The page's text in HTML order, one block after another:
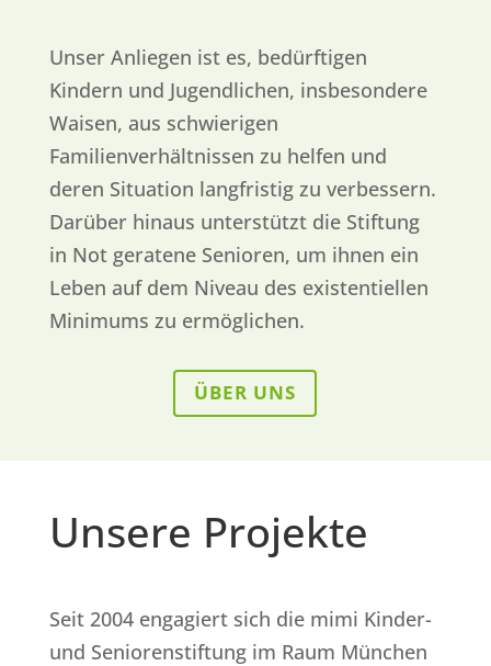
Unser Anliegen ist es, bedürftigen
Kindern und Jugendlichen, insbesondere
Waisen, aus schwierigen
Familienverhältnissen zu helfen und
deren Situation langfristig zu verbessern.
Darüber hinaus unterstützt die Stiftung
in Not geratene Senioren, um ihnen ein
Leben auf dem Niveau des existentiellen
Minimums zu ermöglichen.
ÜBER UNS
Unsere Projekte
Seit 2004 engagiert sich die mimi Kinder-
und Seniorenstiftung im Raum München